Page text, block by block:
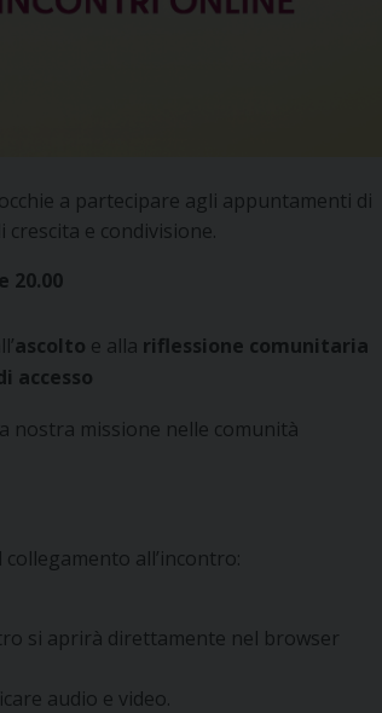
a partecipare agli appuntamenti di
crescita e condivisione.
20.00
ascolto e alla riflessione comunitaria
accesso
nostra missione nelle comunità
all’incontro:
si aprirà direttamente nel browser
audio e video.